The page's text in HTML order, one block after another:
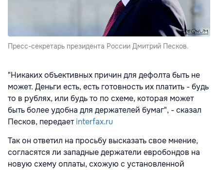
Пресс-секретарь президента России Дмитрий Песков.
"Никаких объективных причин для дефолта быть не
может. Деньги есть, есть готовность их платить - будь
то в рублях, или будь то по схеме, которая может
быть более удобна для держателей бумаг", - сказал
Песков, передаетinterfax.ru
Так он ответил на просьбу высказать свое мнение,
согласятся ли западные держатели евробондов на
новую схему оплаты, схожую с установленной